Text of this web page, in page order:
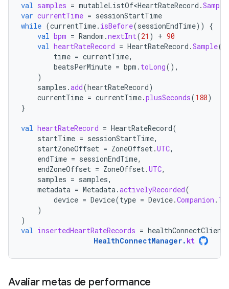
val samples = mutableListOf<HeartRateRecord .Sample
var currentTime = sessionStartTime
while (currentTime. isBefore(sessionEndTime))
{
val bpm = Random .nextInt(21 ) + 90
val heartRateRecord = HeartRateRecord .Sample(
time = currentTime,
beatsPerMinute = bpm . toLong(),
)
samples .add(heartRateRecord)
currentTime = currentTime.plusSeconds(180)
}
val heartRateRecord = HeartRateRecord(
startTime = sessionStartTime,
startZoneOffset = ZoneOffset.UTC,
endTime = sessionEndTime,
endZoneOffset = ZoneOffset.UTC,
samples = samples,
metadata = Metadata.activelyRecorded(
device = Device(type = Device.Companion .
)
)
val insertedHeartRateRecords = healthConnectClient
HealthConnectManager. kt
Avaliar metas de performance